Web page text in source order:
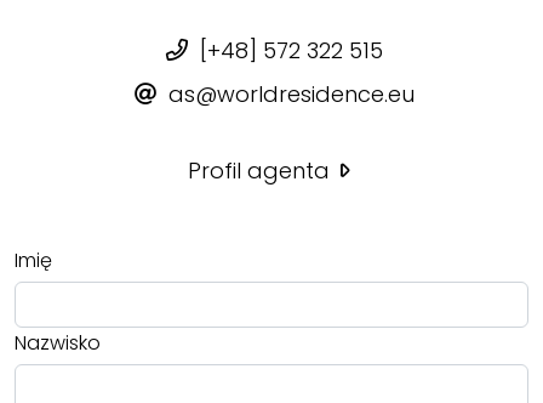
[+48] 572 322 515
as@worldresidence.eu
Profil agenta
Imię
Nazwisko